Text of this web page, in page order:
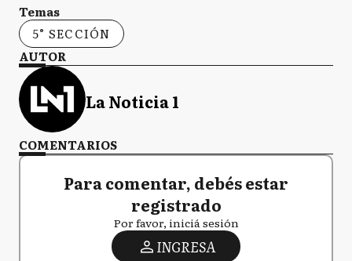
Temas
5° SECCIÓN
AUTOR
La Noticia 1
COMENTARIOS
Para comentar, debés estar
registrado
Por favor, iniciá sesión
INGRESA